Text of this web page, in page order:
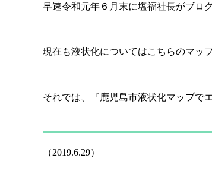
早速令和元年６月末に塩福社長がブロ
現在も液状化についてはこちらのマッ
それでは、『鹿児島市液状化マップで
（2019.6.29）